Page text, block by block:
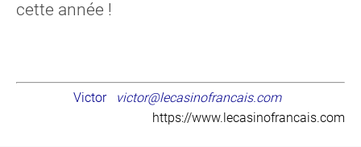
cette année !
Victor
victor@lecasinofrancais.com
https://www.lecasinofrancais.com